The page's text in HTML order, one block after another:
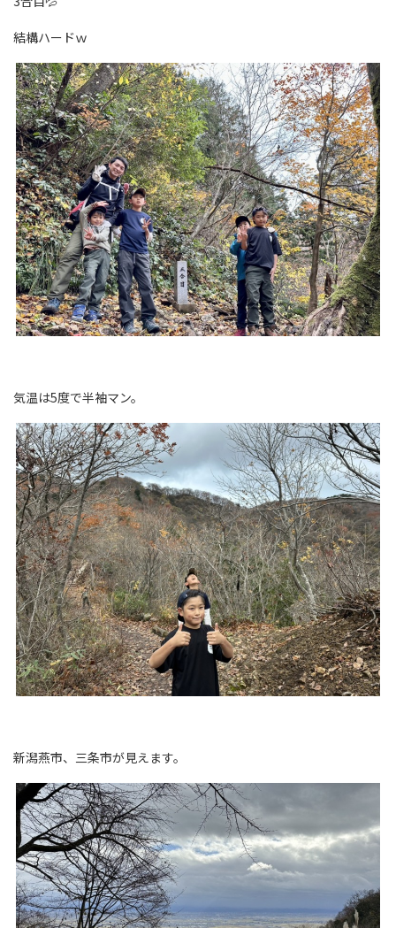
結構ハードｗ
気温は5度で半袖マン。
新潟燕市、三条市が見えます。